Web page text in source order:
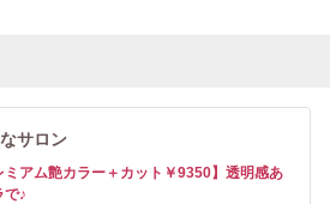
サロン
アム艶カラー＋カット￥9350】透明感あ
で♪